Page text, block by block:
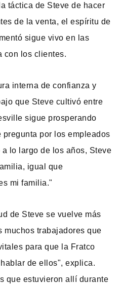
táctica de Steve de hacer
de la venta, el espíritu de
sigue vivo en las
con los clientes.
interna de confianza y
que Steve cultivó entre
sigue prosperando
por los empleados
lo largo de los años, Steve
igual que
mi familia."
de Steve se vuelve más
muchos trabajadores que
para que la Fratco
de ellos", explica.
que estuvieron allí durante